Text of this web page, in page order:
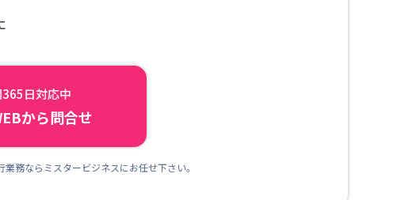
日対応中
から問合せ
務ならミスタービジネスにお任せ下さい。